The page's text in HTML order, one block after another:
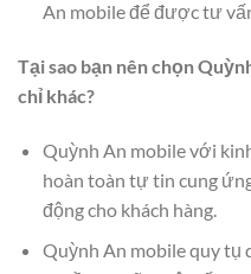
An mobile để được tư
Tại sao bạn nên chọn
chỉ khác?
Quỳnh An mobile với
hoàn toàn tự tin cung
động cho khách hàng.
Quỳnh An mobile quy tụ